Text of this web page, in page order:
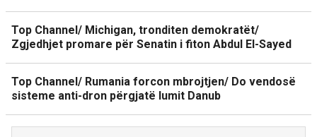
Top Channel/ Michigan, tronditen demokratët/
Zgjedhjet promare për Senatin i fiton Abdul El-Sayed
Top Channel/ Rumania forcon mbrojtjen/ Do vendosë
sisteme anti-dron përgjatë lumit Danub